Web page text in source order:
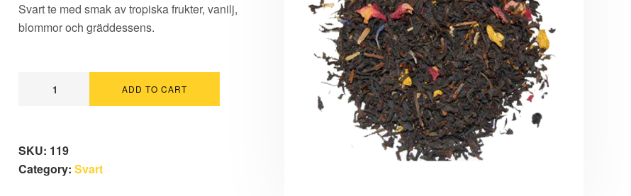
Svart te med smak av tropiska frukter, vanilj,
blommor och gräddessens.
ADD TO CART
SKU: 119
Category:Svart